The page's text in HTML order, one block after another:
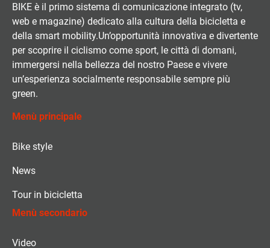
BIKE è il primo sistema di comunicazione integrato (tv,
web e magazine) dedicato alla cultura della bicicletta e
della smart mobility.Un’opportunità innovativa e divertente
per scoprire il ciclismo come sport, le città di domani,
immergersi nella bellezza del nostro Paese e vivere
un’esperienza socialmente responsabile sempre più
green.
Menù principale
Bike style
News
Tour in bicicletta
Menù secondario
Video